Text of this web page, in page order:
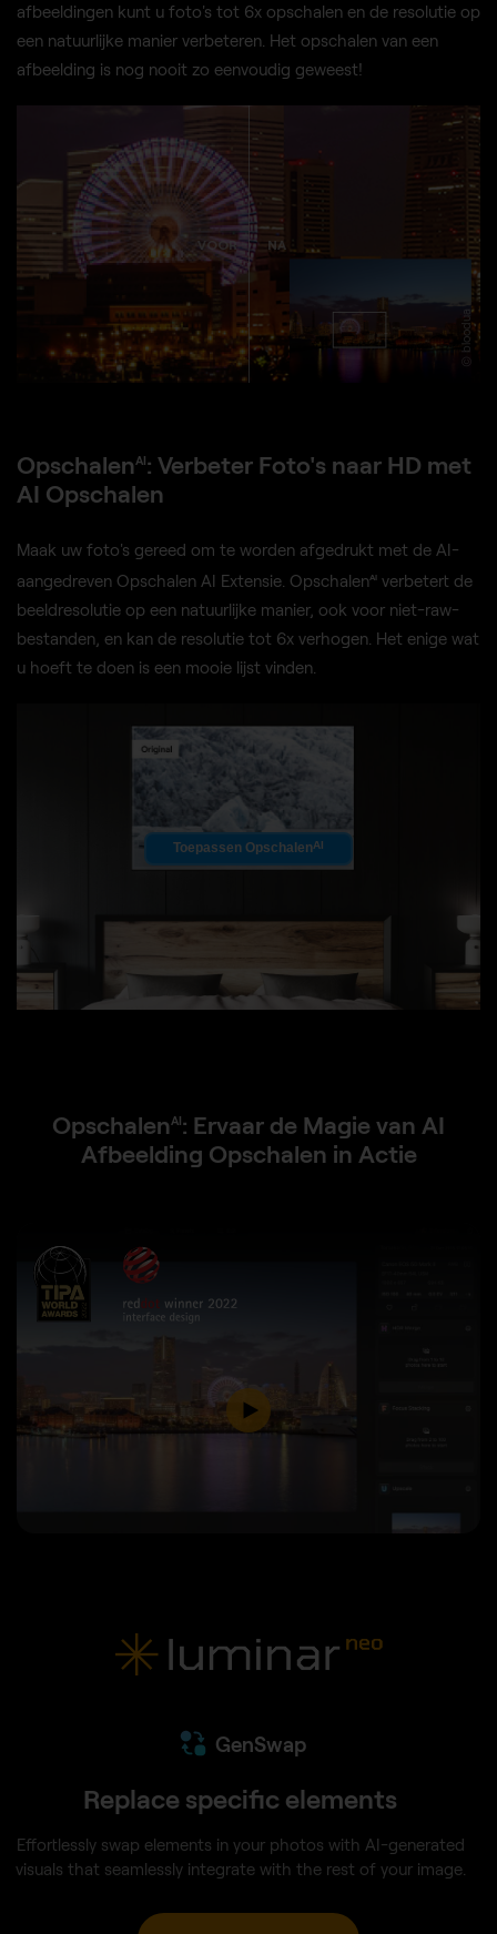
VOOR NA
© bloodua
afbeeldingen kunt u foto's tot 6x opschalen en de resolutie op
een natuurlijke manier verbeteren. Het opschalen van een
afbeelding is nog nooit zo eenvoudig geweest!
OpschalenAI: Verbeter Foto's naar HD met
AI Opschalen
Maak uw foto's gereed om te worden afgedrukt met de AI-
aangedreven Opschalen AI Extensie. OpschalenAI verbetert de
beeldresolutie op een natuurlijke manier, ook voor niet-raw-
bestanden, en kan de resolutie tot 6x verhogen. Het enige wat
u hoeft te doen is een mooie lijst vinden.
Toepassen OpschalenAI
OpschalenAI: Ervaar de Magie van AI
Afbeelding Opschalen in Actie
GenSwap
Replace specific elements
Effortlessly swap elements in your photos with AI-generated
visuals that seamlessly integrate with the rest of your image.